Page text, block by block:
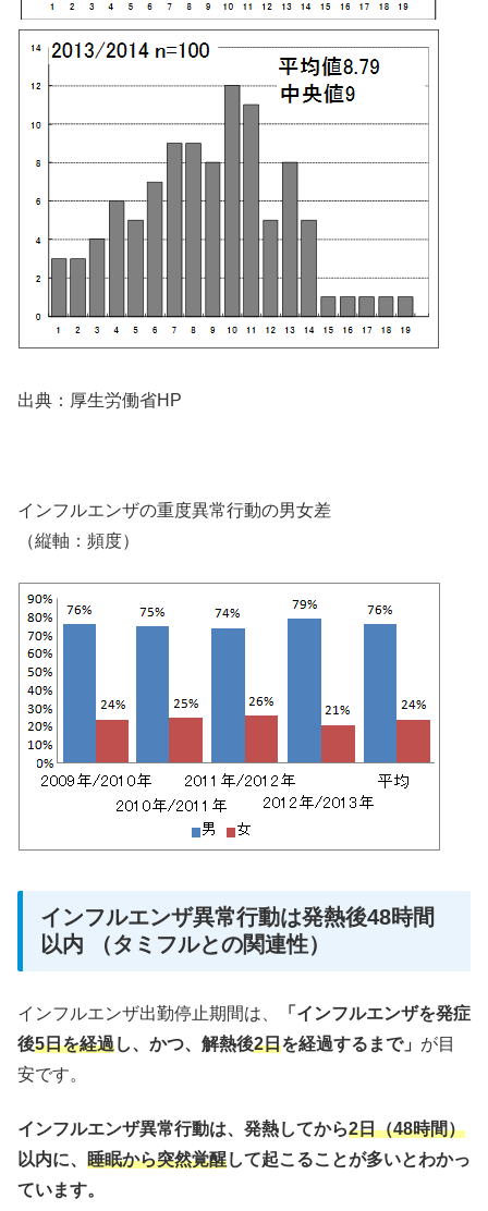
出典：厚生労働省HP
インフルエンザの重度異常行動の男女差
（縦軸：頻度）
インフルエンザ異常行動は発熱後48時間
以内 （タミフルとの関連性）
インフルエンザ出勤停止期間は、
「インフルエンザを発症
後5日を経過し、かつ、解熱後2日を経過するまで」 が目
安です。
インフルエンザ異常行動は、発熱してから2日（48時間）
以内に、 睡眠から突然覚醒して起こることが多いとわかっ
ています。